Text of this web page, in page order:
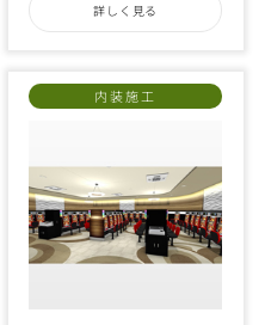
詳しく見る
内装施工